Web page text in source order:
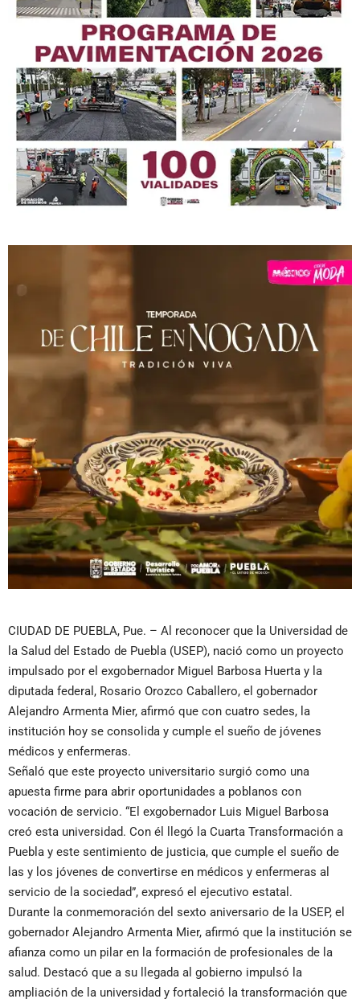
CIUDAD DE PUEBLA, Pue. – Al reconocer que la Universidad de
la Salud del Estado de Puebla (USEP), nació como un proyecto
impulsado por el exgobernador Miguel Barbosa Huerta y la
diputada federal, Rosario Orozco Caballero, el gobernador
Alejandro Armenta Mier, afirmó que con cuatro sedes, la
institución hoy se consolida y cumple el sueño de jóvenes
médicos y enfermeras.
Señaló que este proyecto universitario surgió como una
apuesta firme para abrir oportunidades a poblanos con
vocación de servicio. “El exgobernador Luis Miguel Barbosa
creó esta universidad. Con él llegó la Cuarta Transformación a
Puebla y este sentimiento de justicia, que cumple el sueño de
las y los jóvenes de convertirse en médicos y enfermeras al
servicio de la sociedad”, expresó el ejecutivo estatal.
Durante la conmemoración del sexto aniversario de la USEP, el
gobernador Alejandro Armenta Mier, afirmó que la institución se
afianza como un pilar en la formación de profesionales de la
salud. Destacó que a su llegada al gobierno impulsó la
ampliación de la universidad y fortaleció la transformación que